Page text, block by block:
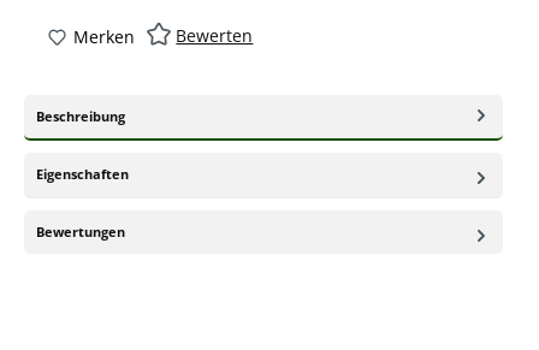
Merken Bewerten
Beschreibung
Eigenschaften
Bewertungen